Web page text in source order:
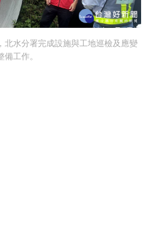
北水分署完成設施與工地巡檢及應變
備工作。